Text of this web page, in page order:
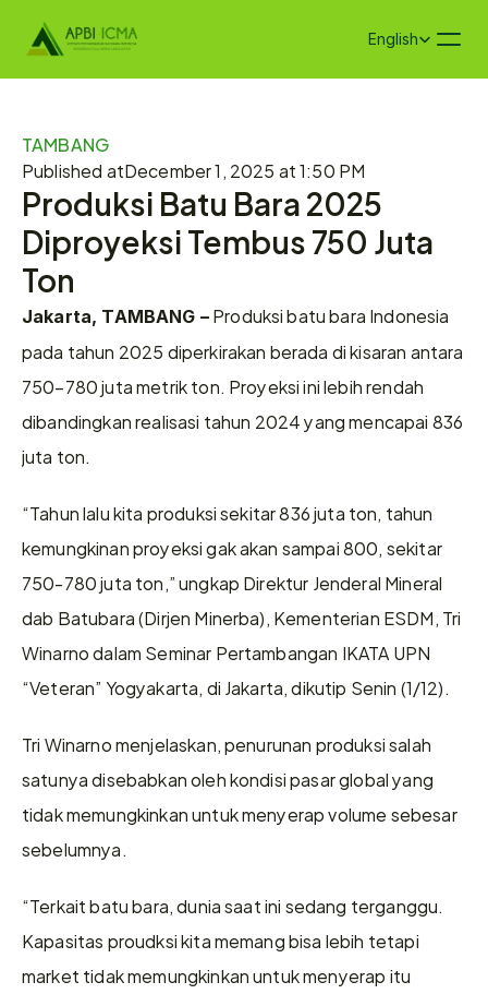
Select Language
English
TAMBANG
Published atDecember 1, 2025 at 1:50 PM
Produksi Batu Bara 2025
Diproyeksi Tembus 750 Juta
Ton
Jakarta, TAMBANG – Produksi batu bara Indonesia
pada tahun 2025 diperkirakan berada di kisaran antara
750–780 juta metrik ton. Proyeksi ini lebih rendah
dibandingkan realisasi tahun 2024 yang mencapai 836
juta ton.
“Tahun lalu kita produksi sekitar 836 juta ton, tahun
kemungkinan proyeksi gak akan sampai 800, sekitar
750-780 juta ton,” ungkap Direktur Jenderal Mineral
dab Batubara (Dirjen Minerba), Kementerian ESDM, Tri
Winarno dalam Seminar Pertambangan IKATA UPN
“Veteran” Yogyakarta, di Jakarta, dikutip Senin (1/12).
Tri Winarno menjelaskan, penurunan produksi salah
satunya disebabkan oleh kondisi pasar global yang
tidak memungkinkan untuk menyerap volume sebesar
sebelumnya.
“Terkait batu bara, dunia saat ini sedang terganggu.
Kapasitas proudksi kita memang bisa lebih tetapi
market tidak memungkinkan untuk menyerap itu